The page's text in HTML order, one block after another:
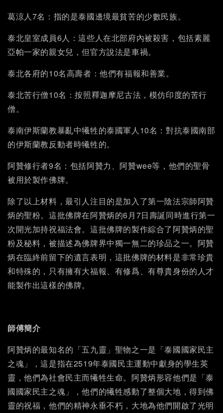
葛涼人7名：指的是泰國邊境最貧苦的少數民族。
泰北皇室成員6人：這些人在北部府內被殺害，包括素麗
亞帕一家的親女兒，但官方說法是車禍。
泰北各府的10名高壽者：他們有福報和善業。
泰北苦行僧10名：按照釋迦摩尼古法，模仿印度的苦行
僧。
泰南伊斯蘭教暴亂中犧牲的泰國軍人10名：對抗泰國南部
的伊斯蘭教反動者時犧牲的。
阿贊修行者9名：包括阿贊力、阿贊wee等，他們的聖骨
被用於製作佛牌。
除了以上材料，最引人注目的是加入了第一陰法宗師阿贊
炳的聖粉。這批佛牌在阿贊炳的6月7日壽誕同時進行第一
次開光加持祝福法會。這批佛牌的製作綜合了阿贊炳的聖
粉及秘料，被描述為佛牌界中獨一無二的珍品之一。阿贊
炳在臨終前留下的遺言表明，這批佛牌的材料是非常珍貴
和特殊的，只有擁有大福報、有修爲、有尊貴身份的人才
能製作出這樣的佛牌。
師傅簡介
阿贊炳的最知名的「五九靈」聖物之一是「泰國國家民主
之魂」，這是指在2519年泰國民主運動中獻身的學生英
靈，他們為社會民主而犧牲生命。阿贊炳形容他們是「泰
國國家民主之魂」，他們的犧牲感動了整個大地，得到佛
靈的祝福，他們的精神永垂不朽，大地為他們開啟了光明